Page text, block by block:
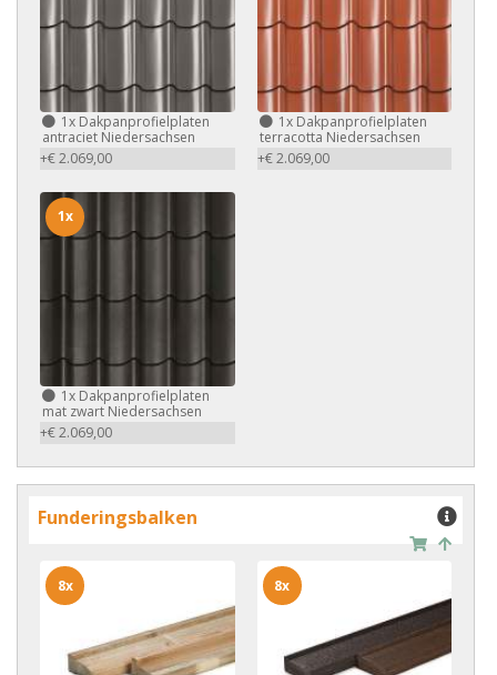
1x Dakpanprofielplaten
antraciet Niedersachsen
+€ 2.069,00
1xDakpanprofielplaten
terracotta Niedersachsen
+€ 2.069,00
1x Dakpanprofielplaten
mat zwart Niedersachsen
+€ 2.069,00
1x
Funderingsbalken
8x 8x